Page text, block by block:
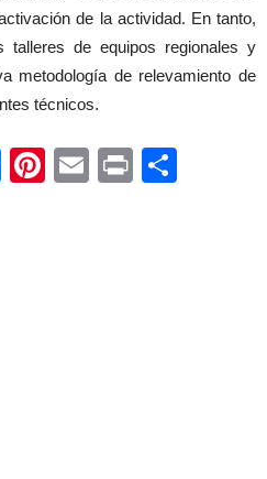
de la actividad. En tanto,
talleres de equipos regionales y
metodología de relevamiento de
técnicos.
Messenger
Pinterest
EmailPrint